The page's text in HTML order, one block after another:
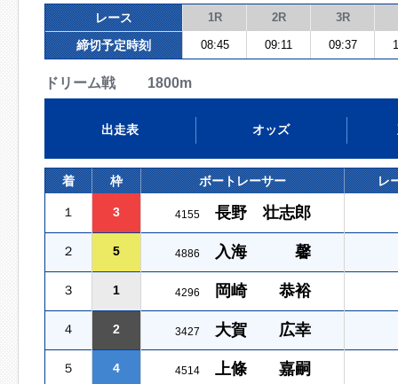
レース 1R 2R 3R
締切予定時刻 08:45 09:11 09:37
ドリーム戦 1800m
出走表 オッズ
着 枠 ボートレーサー レ
１ 3 4155 長野 壮志郎
２ 5 4886 入海 馨
３ 1 4296 岡崎 恭裕
４ 2 3427 大賀 広幸
５ 4 4514 上條 嘉嗣